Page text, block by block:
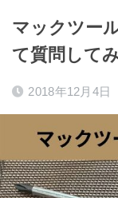
マックツー
て質問して
2018年12月4日